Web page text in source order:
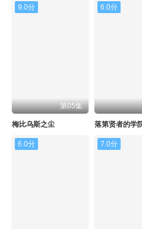
9.0分
第05集
梅比乌斯之尘
6.0分
6.0分 7.0分